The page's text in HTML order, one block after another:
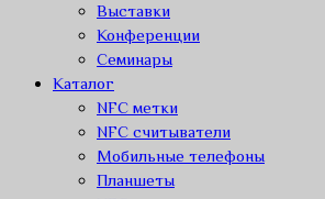
Выставки
Конференции
Семинары
Каталог
NFC метки
NFC считыватели
Мобильные телефоны
Планшеты